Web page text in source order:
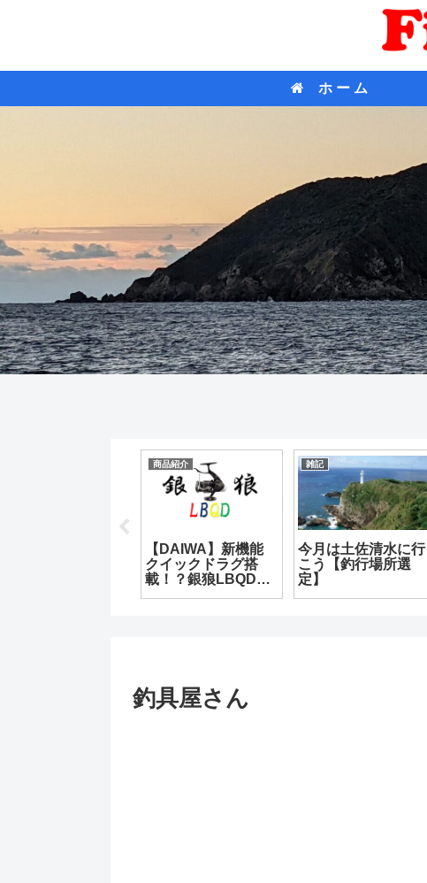
ホ ー ム
商品紹介
【DAIWA】新機能
クイックドラグ搭
載！？銀狼LBQDと
雑記
今月は土佐清水に行
こう【釣行場所選
定】
釣具屋さん